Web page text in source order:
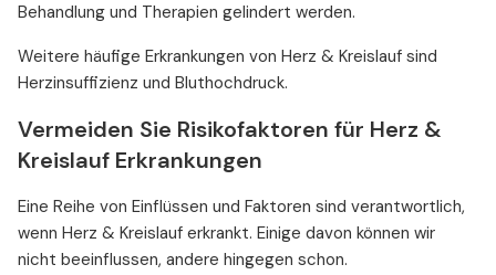
Behandlung und Therapien gelindert werden.
Weitere häufige Erkrankungen von Herz & Kreislauf sind
Herzinsuffizienz und Bluthochdruck.
Vermeiden Sie Risikofaktoren für Herz &
Kreislauf Erkrankungen
Eine Reihe von Einflüssen und Faktoren sind verantwortlich,
wenn Herz & Kreislauf erkrankt. Einige davon können wir
nicht beeinflussen, andere hingegen schon.